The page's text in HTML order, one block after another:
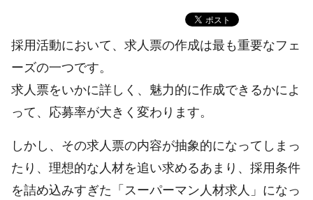
採用活動において、求人票の作成は最も重要なフェ
ーズの一つです。
求人票をいかに詳しく、魅力的に作成できるかによ
って、応募率が大きく変わります。
しかし、その求人票の内容が抽象的になってしまっ
たり、理想的な人材を追い求めるあまり、採用条件
を詰め込みすぎた「スーパーマン人材求人」になっ